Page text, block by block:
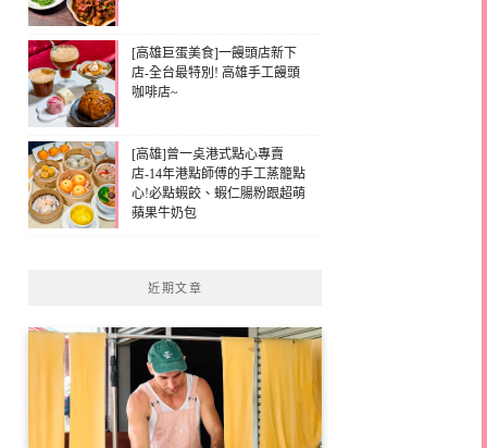
[高雄巨蛋美食]一饅頭店新下
店-全台最特別! 高雄手工饅頭
咖啡店~
[高雄]曾一奌港式點心專賣
店-14年港點師傅的手工蒸籠點
心!必點蝦餃、蝦仁腸粉跟超萌
蘋果牛奶包
近期文章